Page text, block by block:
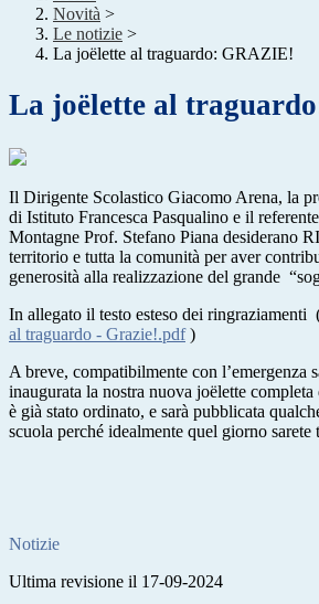
Novità >
Le notizie >
La joëlette al traguardo: GRAZIE!
La joëlette al
Il Dirigente Scolastico Giacomo Arena, la
di Istituto Francesca Pasqualino e il
Montagne Prof. Stefano Piana desiderano
territorio e tutta la comunità per aver
generosità alla realizzazione del grande
In allegato il testo esteso dei
al traguardo - Grazie!.pdf)
A breve, compatibilmente con l’emergenza
inaugurata la nostra nuova joëlette
è già stato ordinato, e sarà pubblicata
scuola perché idealmente quel giorno sarete
Notizie
Ultima revisione il 17-09-2024